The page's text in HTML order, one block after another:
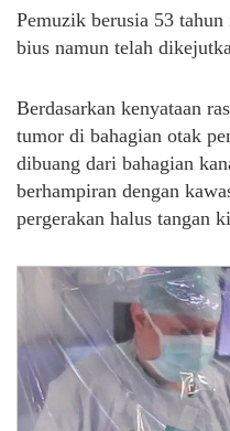
Pemuzik berusia 53
bius namun telah
Berdasarkan kenyataan
tumor di bahagian otak
dibuang dari bahagian
berhampiran dengan
pergerakan halus tangan